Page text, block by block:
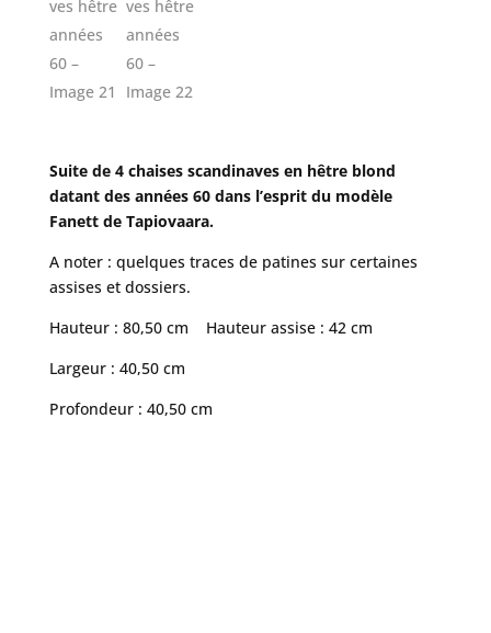
Suite de 4 chaises scandinaves en hêtre blond
datant des années 60 dans l’esprit du modèle
Fanett de Tapiovaara.
A noter : quelques traces de patines sur certaines
assises et dossiers.
Hauteur : 80,50 cm Hauteur assise : 42 cm
Largeur : 40,50 cm
Profondeur : 40,50 cm